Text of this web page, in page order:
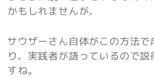
かもしれませんが、
サウザーさん自体がこの方法で
り、実践者が語っているので説
すね。